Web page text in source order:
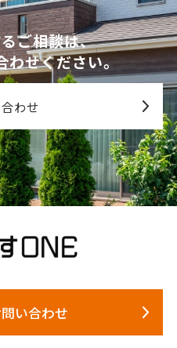
ご相談は、
わせください。
わせ
い合わせ